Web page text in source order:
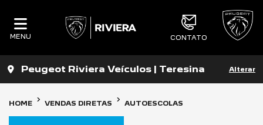
MENU CONTATO
Peugeot Riviera Veículos | Teresina Alterar
HOME VENDAS DIRETAS AUTOESCOLAS